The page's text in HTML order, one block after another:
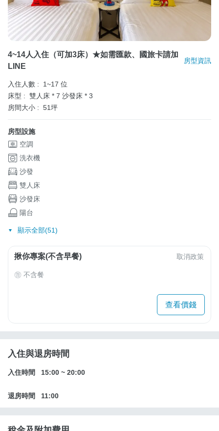
4~14人入住（可加3床）★如需匯款、國旅卡請加
LINE
房型資訊
入住人數 :
1~17 位
床型 : 雙人床 * 7 沙發床 * 3
房間大小 : 51坪
房型設施
空調
洗衣機
沙發
雙人床
沙發床
陽台
顯示全部(51)
揪你專案(不含早餐) 取消政策
不含餐
查看價錢
入住與退房時間
入住時間 15:00 ~ 20:00
退房時間 11:00